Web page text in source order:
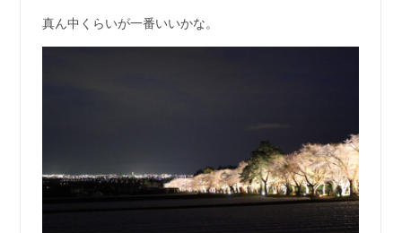
真ん中くらいが一番いいかな。